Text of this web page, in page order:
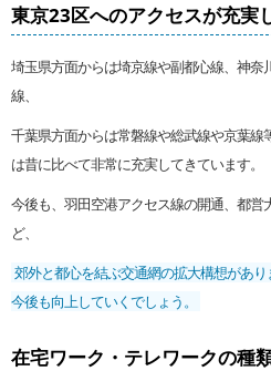
東京23区へのアクセスが充実
埼玉県方面からは埼京線や副都心線、神
線、
千葉県方面からは常磐線や総武線や京葉線
は昔に比べて非常に充実してきています。
今後も、羽田空港アクセス線の開通、都
ど、
郊外と都心を結ぶ交通網の拡大構想があ
今後も向上していくでしょう。
在宅ワーク・テレワークの種